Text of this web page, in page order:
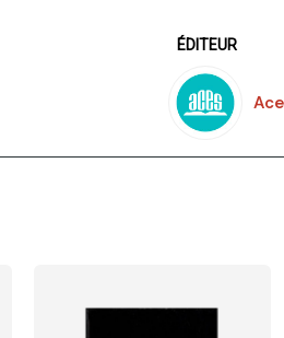
ÉDITEUR